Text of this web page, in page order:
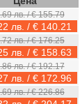
лв. / € 155.79
лв. / € 140.21
лв. / € 176.25
лв. / € 158.63
лв. / € 192.17
лв. / € 172.96
лв. / € 226.86